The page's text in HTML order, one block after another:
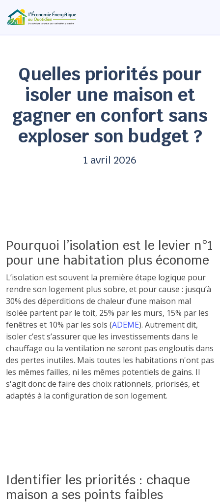
Quelles priorités pour
isoler une maison et
gagner en confort sans
exploser son budget ?
1 avril 2026
Pourquoi l’isolation est le levier n°1
pour une habitation plus économe
L’isolation est souvent la première étape logique pour
rendre son logement plus sobre, et pour cause : jusqu’à
30% des déperditions de chaleur d’une maison mal
isolée partent par le toit, 25% par les murs, 15% par les
fenêtres et 10% par les sols (ADEME). Autrement dit,
isoler c’est s’assurer que les investissements dans le
chauffage ou la ventilation ne seront pas engloutis dans
des pertes inutiles. Mais toutes les habitations n'ont pas
les mêmes failles, ni les mêmes potentiels de gains. Il
s'agit donc de faire des choix rationnels, priorisés, et
adaptés à la configuration de son logement.
Identifier les priorités : chaque
maison a ses points faibles